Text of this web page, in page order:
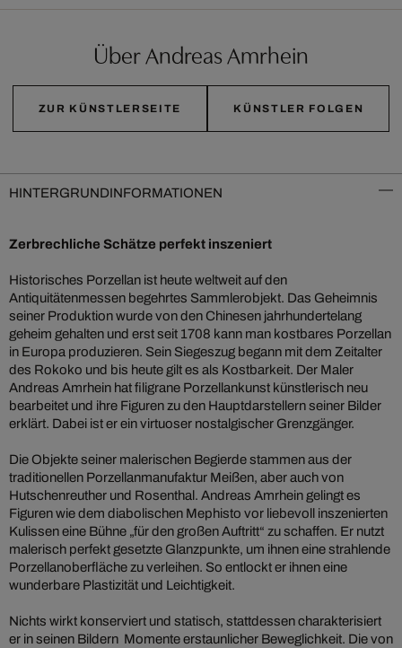
Über Andreas Amrhein
ZUR KÜNSTLERSEITE KÜNSTLER FOLGEN
HINTERGRUNDINFORMATIONEN
Zerbrechliche Schätze perfekt inszeniert
Historisches Porzellan ist heute weltweit auf den
Antiquitätenmessen begehrtes Sammlerobjekt. Das Geheimnis
seiner Produktion wurde von den Chinesen jahrhundertelang
geheim gehalten und erst seit 1708 kann man kostbares Porzellan
in Europa produzieren. Sein Siegeszug begann mit dem Zeitalter
des Rokoko und bis heute gilt es als Kostbarkeit. Der Maler
Andreas Amrhein hat filigrane Porzellankunst künstlerisch neu
bearbeitet und ihre Figuren zu den Hauptdarstellern seiner Bilder
erklärt. Dabei ist er ein virtuoser nostalgischer Grenzgänger.
Die Objekte seiner malerischen Begierde stammen aus der
traditionellen Porzellanmanufaktur Meißen, aber auch von
Hutschenreuther und Rosenthal. Andreas Amrhein gelingt es
Figuren wie dem diabolischen Mephisto vor liebevoll inszenierten
Kulissen eine Bühne „für den großen Auftritt“ zu schaffen. Er nutzt
malerisch perfekt gesetzte Glanzpunkte, um ihnen eine strahlende
Porzellanoberfläche zu verleihen. So entlockt er ihnen eine
wunderbare Plastizität und Leichtigkeit.
Nichts wirkt konserviert und statisch, stattdessen charakterisiert
er in seinen Bildern Momente erstaunlicher Beweglichkeit. Die von